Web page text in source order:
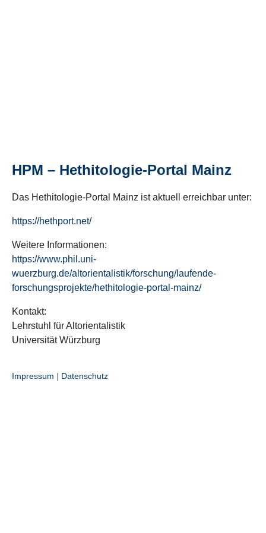
HPM – Hethitologie-Portal Mainz
Das Hethitologie-Portal Mainz ist aktuell erreichbar unter:
https://hethport.net/
Weitere Informationen:
https://www.phil.uni-
wuerzburg.de/altorientalistik/forschung/laufende-
forschungsprojekte/hethitologie-portal-mainz/
Kontakt:
Lehrstuhl für Altorientalistik
Universität Würzburg
Impressum | Datenschutz